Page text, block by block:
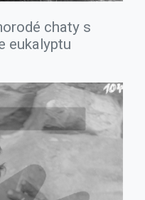
chaty s
eukalyptu